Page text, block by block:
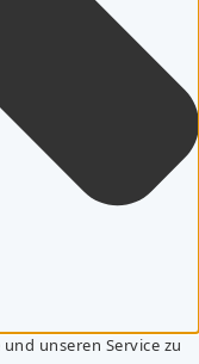
unseren Service zu